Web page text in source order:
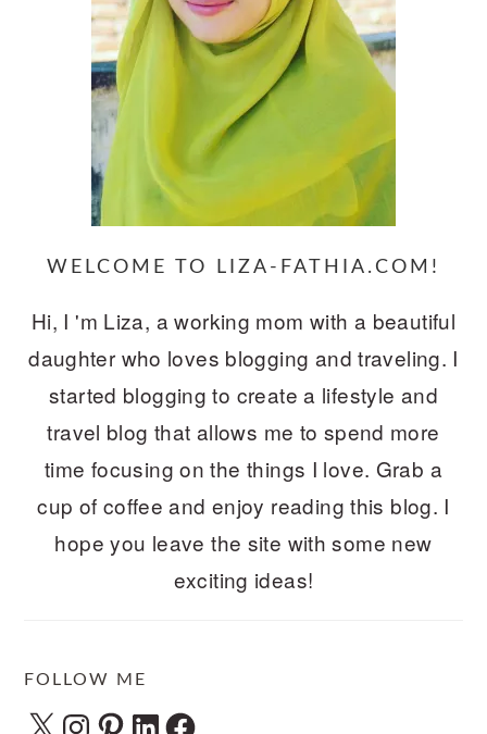
WELCOME TO LIZA-FATHIA.COM!
Hi, I 'm Liza, a working mom with a beautiful
daughter who loves blogging and traveling. I
started blogging to create a lifestyle and
travel blog that allows me to spend more
time focusing on the things I love. Grab a
cup of coffee and enjoy reading this blog. I
hope you leave the site with some new
exciting ideas!
FOLLOW ME
X Instagram
Pinterest
LinkedInFacebook